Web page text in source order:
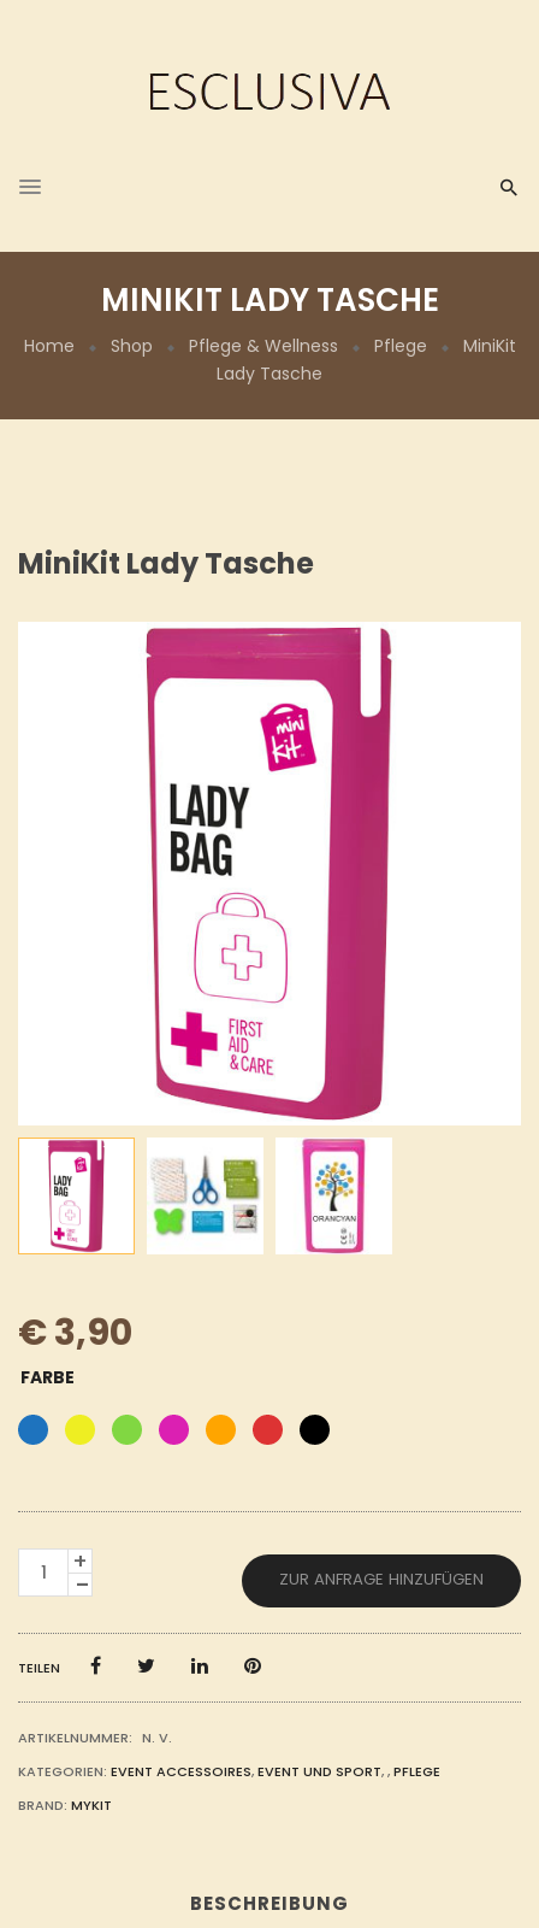
MINIKIT LADY TASCHE
Home Shop Pflege & Wellness Pflege
MiniKit
Lady Tasche
MiniKit Lady Tasche
€3,90
FARBE
MINIKIT
LADY
TASCHE
ZUR ANFRAGE HINZUFÜGEN
TEILEN
ARTIKELNUMMER: N. V.
KATEGORIEN: EVENT ACCESSOIRES,EVENT UND SPORT,,PFLEGE
BRAND: MYKIT
BESCHREIBUNG